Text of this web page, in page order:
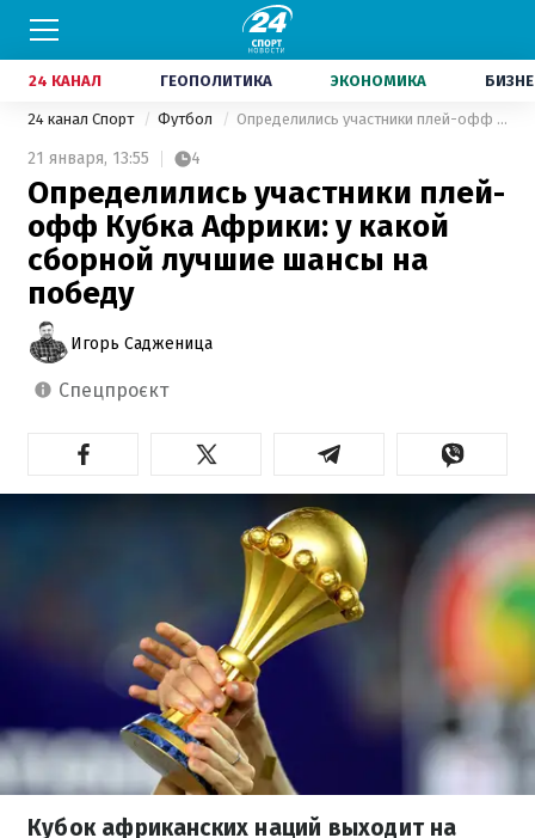
24 КАНАЛ ГЕОПОЛИТИКА ЭКОНОМИКА
24 канал Спорт Футбол Определились участники плей-офф Кубка Африки: у какой сборной лучшие шансы на победу
21 января, 13:55 4
Определились участники плей-
офф Кубка Африки: у какой
сборной лучшие шансы на
победу
Игорь Садженица
спецпроєкт
Кубок африканских наций выходит на